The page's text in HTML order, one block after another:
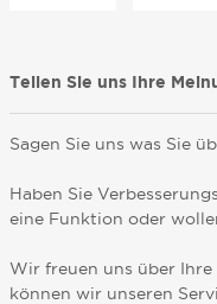
Teilen Sie uns Ihre
Sagen Sie uns was Sie
Haben Sie
eine Funktion oder
Wir freuen uns über
können wir unseren